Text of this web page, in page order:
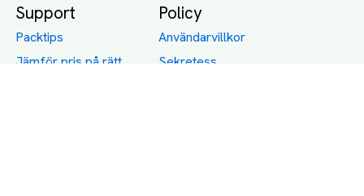
Support
Packtips
Jämför pris på rätt
Policy
Användarvillkor
Sekretess